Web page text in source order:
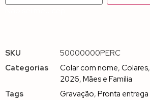
SKU
50000000PERC
Categorias
Colar com nome, Colares,
2026, Mães e Familia
Tags
Gravação, Pronta entrega